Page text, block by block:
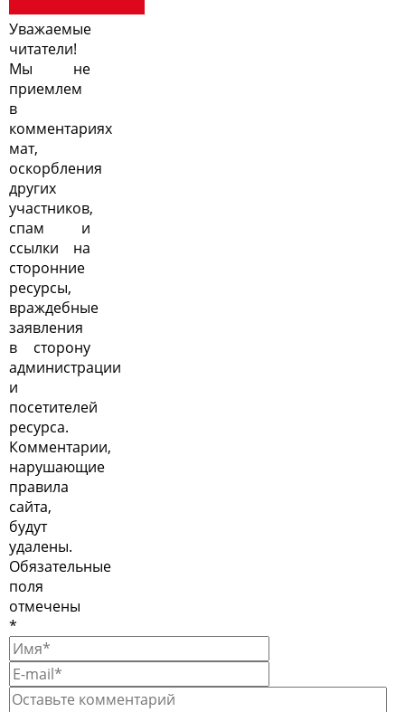
Уважаемые
читатели!
Мы не
приемлем
в
комментариях
мат,
оскорбления
других
участников,
спам и
ссылки на
сторонние
ресурсы,
враждебные
заявления
в сторону
администрации
и
посетителей
ресурса.
Комментарии,
нарушающие
правила
сайта,
будут
удалены.
Обязательные
поля
отмечены
*